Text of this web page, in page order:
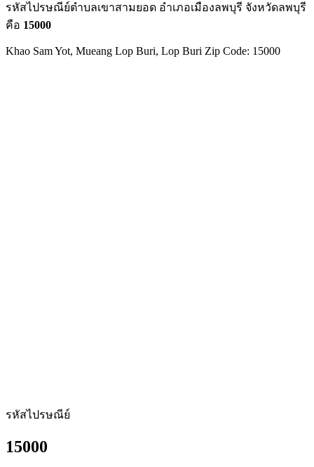
รหัสไปรษณีย์ตำบลเขาสามยอด อำเภอเมืองลพบุรี จังหวัดลพบุรี
คือ 15000
Khao Sam Yot, Mueang Lop Buri, Lop Buri Zip Code: 15000
รหัสไปรษณีย์
15000